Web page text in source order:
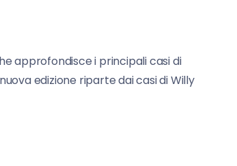
approfondisce i principali casi di
edizione riparte dai casi di Willy